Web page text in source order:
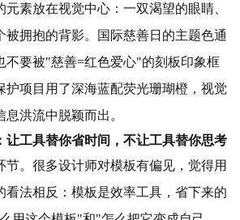
素放在视觉中心：一双渴望的眼睛、
被拥抱的背影。国际慈善日的主题色通
不要被"慈善=红色爱心"的刻板印象框
护项目用了深海蓝配荧光珊瑚橙，视觉
洪流中脱颖而出。
让工具替你省时间，不让工具替你思考
节。很多设计师对模板有偏见，觉得用
看法相反：模板是效率工具，省下来的